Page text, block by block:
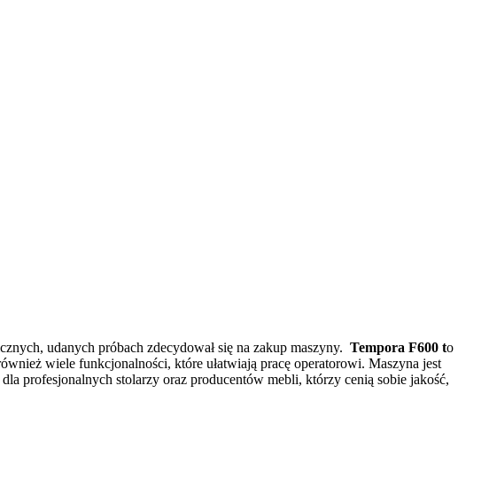
udanych próbach zdecydował się na zakup maszyny. Tempora F600 to
wiele funkcjonalności, które ułatwiają pracę operatorowi. Maszyna jest
profesjonalnych stolarzy oraz producentów mebli, którzy cenią sobie jakość,